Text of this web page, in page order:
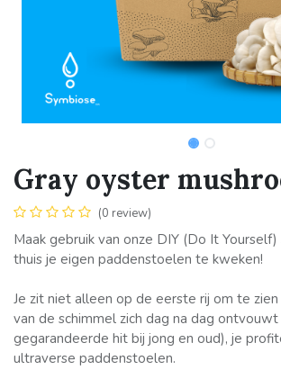
Gray oyster
(0 review)
Maak gebruik van onze DIY (Do It
thuis je eigen paddenstoelen te kweken!
Je zit niet alleen op de eerste rij om te
van de schimmel zich dag na dag ontvouwt
gegarandeerde hit bij jong en oud), je
ultraverse paddenstoelen.